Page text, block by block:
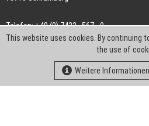
Telefon: +49 (0) 7422 . 567 - 0
Telefax: +49 (0) 7422 . 567 - 239
info-ch@kern-liebers.com
This website uses cookies. By continuing
the use of
Weitere Informationen